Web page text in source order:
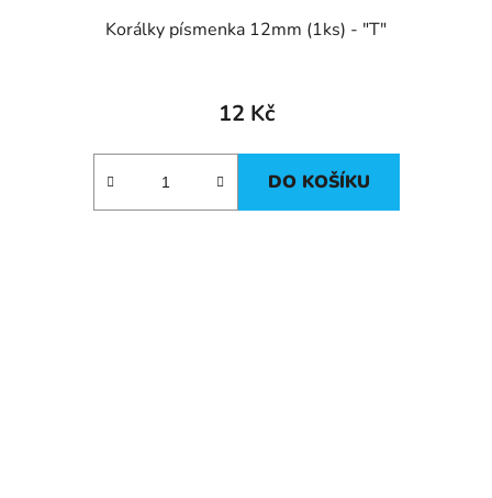
Korálky písmenka 12mm (1ks) - "T"
12 Kč
DO KOŠÍKU